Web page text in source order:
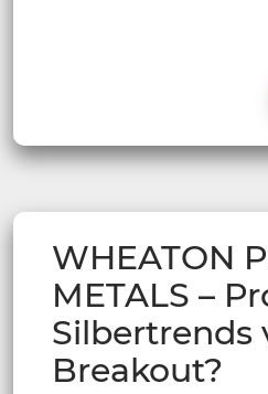
WHEATON
METALS –
Silbertrends
Breakout?